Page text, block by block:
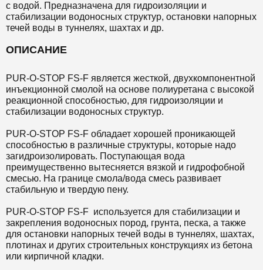
с водой. Предназначена для гидроизоляции и
стабилизации водоносных структур, остановки напорных
течей воды в туннелях, шахтах и др.
ОПИСАНИЕ
PUR-O-STOP FS-F является жесткой, двухкомпонентной
инъекционной смолой на основе полиуретана с высокой
реакционной способностью, для гидроизоляции и
стабилизации водоносных структур.
PUR-O-STOP FS-F обладает хорошей проникающей
способностью в различные структуры, которые надо
загидроизолировать. Поступающая вода
преимущественно вытесняется вязкой и гидрофобной
смесью. На границе смола/вода смесь развивает
стабильную и твердую пену.
PUR-O-STOP FS-F используется для стабилизации и
закрепления водоносных пород, грунта, песка, а также
для остановки напорных течей воды в туннелях, шахтах,
плотинах и других строительных конструкциях из бетона
или кирпичной кладки.